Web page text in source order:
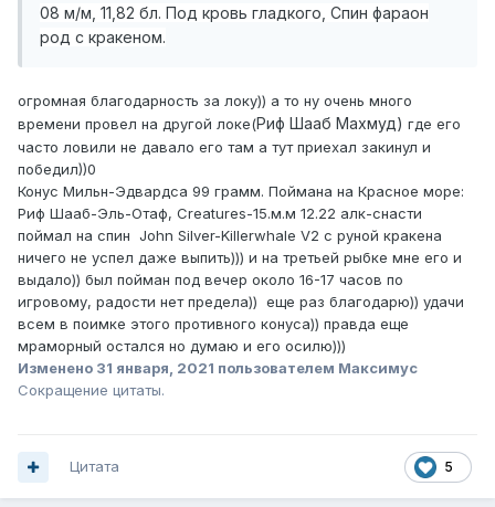
08 м/м, 11,82 бл. Под кровь гладкого, Спин фараон
род с кракеном.
огромная благодарность за локу)) а то ну очень много
времени провел на другой локе(Риф Шааб Махмуд) где его
часто ловили не давало его там а тут приехал закинул и
победил))0
Конус Мильн-Эдвардса 99 грамм. Поймана на Красное море:
Риф Шааб-Эль-Отаф, Creatures-15.м.м 12.22 алк-снасти
поймал на спин John Silver-Killerwhale V2 с руной кракена
ничего не успел даже выпить))) и на третьей рыбке мне его и
выдало)) был пойман под вечер около 16-17 часов по
игровому, радости нет предела)) еще раз благодарю)) удачи
всем в поимке этого противного конуса)) правда еще
мраморный остался но думаю и его осилю)))
Изменено 31 января, 2021 пользователем Максимус
Сокращение цитаты.
5
Цитата